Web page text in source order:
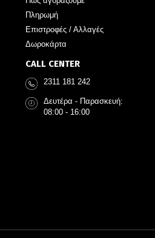
Πληρωμή
Επιστροφές / Αλλαγές
Δωροκάρτα
CALL CENTER
2311 181 242
Δευτέρα - Παρασκευή:
08:00 - 16:00